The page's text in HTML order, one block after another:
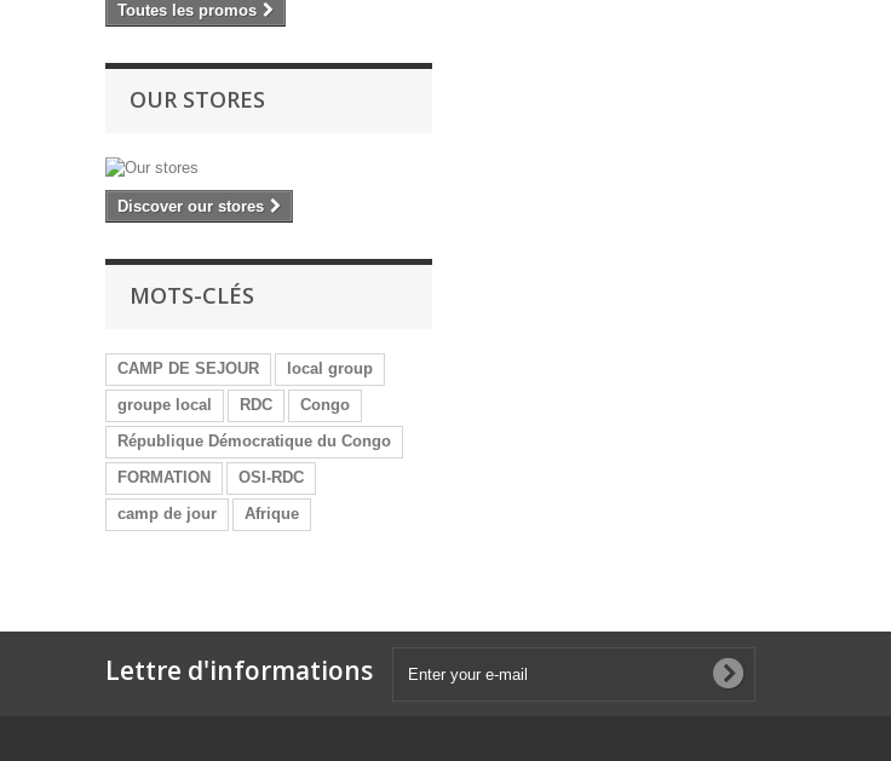
Toutes les promos
OUR STORES
Discover our stores
MOTS-CLÉS
CAMP DE SEJOUR
local group
groupe local
RDC
Congo
République Démocratique du Congo
FORMATION
OSI-RDC
camp de jour
Afrique
Lettre d'informations